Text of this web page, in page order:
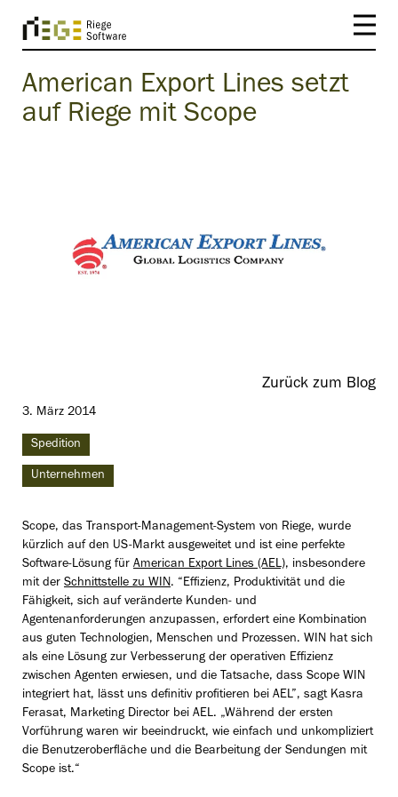
American Export Lines setzt
auf Riege mit Scope
3. März 2014
Spedition
Unternehmen
Zurück zum Blog
Scope, das Transport-Management-System von Riege, wurde
kürzlich auf den US-Markt ausgeweitet und ist eine perfekte
Software-Lösung für American Export Lines (AEL), insbesondere
mit der Schnittstelle zu WIN. “Effizienz, Produktivität und die
Fähigkeit, sich auf veränderte Kunden- und
Agentenanforderungen anzupassen, erfordert eine Kombination
aus guten Technologien, Menschen und Prozessen. WIN hat sich
als eine Lösung zur Verbesserung der operativen Effizienz
zwischen Agenten erwiesen, und die Tatsache, dass Scope WIN
integriert hat, lässt uns definitiv profitieren bei AEL”, sagt Kasra
Ferasat, Marketing Director bei AEL. „Während der ersten
Vorführung waren wir beeindruckt, wie einfach und unkompliziert
die Benutzeroberfläche und die Bearbeitung der Sendungen mit
Scope ist.“